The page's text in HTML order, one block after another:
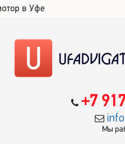
в Уфе
+7
Мы